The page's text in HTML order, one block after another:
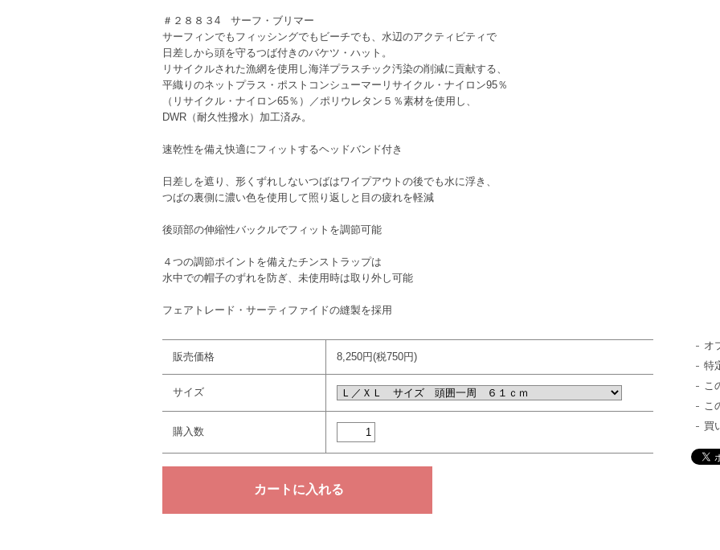
＃２８８３4 サーフ・ブリマー
サーフィンでもフィッシングでもビーチでも、水辺のアクティビティで
日差しから頭を守るつば付きのバケツ・ハット。
リサイクルされた漁網を使用し海洋プラスチック汚染の削減に貢献する、
平織りのネットプラス・ポストコンシューマーリサイクル・ナイロン95％
（リサイクル・ナイロン65％）／ポリウレタン５％素材を使用し、
DWR（耐久性撥水）加工済み。
速乾性を備え快適にフィットするヘッドバンド付き
日差しを遮り、形くずれしないつばはワイプアウトの後でも水に浮き、
つばの裏側に濃い色を使用して照り返しと目の疲れを軽減
後頭部の伸縮性バックルでフィットを調節可能
４つの調節ポイントを備えたチンストラップは
水中での帽子のずれを防ぎ、未使用時は取り外し可能
フェアトレード・サーティファイドの縫製を採用
販売価格 8,250円(税750円)
サイズ
購入数
オ
特
こ
こ
買